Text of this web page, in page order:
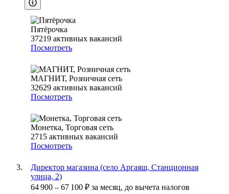
Пятёрочка
37219 активных вакансий
Посмотреть
МАГНИТ, Розничная сеть
32629 активных вакансий
Посмотреть
Монетка, Торговая сеть
2715 активных вакансий
Посмотреть
Директор магазина (село Аргаяш, Станционная
улица, 2)
64 900 – 67 100 ₽ за месяц, до вычета налогов